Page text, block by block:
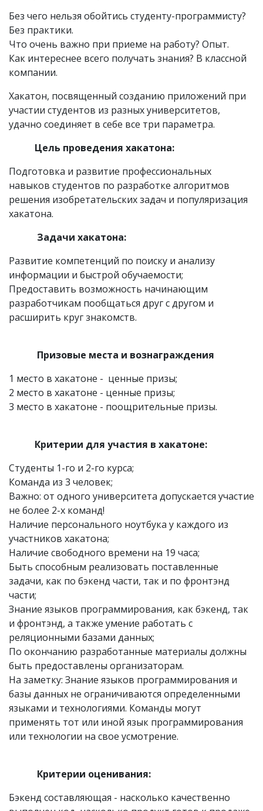
Без чего нельзя обойтись студенту-программисту?
Без практики.
Что очень важно при приеме на работу? Опыт.
Как интереснее всего получать знания? В классной
компании.
Хакатон, посвященный созданию приложений при
участии студентов из разных университетов,
удачно соединяет в себе все три параметра.
Цель проведения хакатона:
Подготовка и развитие профессиональных
навыков студентов по разработке алгоритмов
решения изобретательских задач и популяризация
хакатона.
Задачи хакатона:
Развитие компетенций по поиску и анализу
информации и быстрой обучаемости;
Предоставить возможность начинающим
разработчикам пообщаться друг с другом и
расширить круг знакомств.
Призовые места и вознаграждения
1 место в хакатоне - ценные призы;
2 место в хакатоне - ценные призы;
3 место в хакатоне - поощрительные призы.
Критерии для участия в хакатоне:
Студенты 1-го и 2-го курса;
Команда из 3 человек;
Важно: от одного университета допускается участие
не более 2-х команд!
Наличие персонального ноутбука у каждого из
участников хакатона;
Наличие свободного времени на 19 часа;
Быть способным реализовать поставленные
задачи, как по бэкенд части, так и по фронтэнд
части;
Знание языков программирования, как бэкенд, так
и фронтэнд, а также умение работать с
реляционными базами данных;
По окончанию разработанные материалы должны
быть предоставлены организаторам.
На заметку: Знание языков программирования и
базы данных не ограничиваются определенными
языками и технологиями. Команды могут
применять тот или иной язык программирования
или технологии на свое усмотрение.
Критерии оценивания:
Бэкенд составляющая - насколько качественно